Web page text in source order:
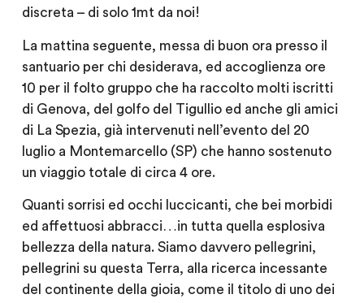
discreta – di solo 1mt da noi!
La mattina seguente, messa di buon ora presso il
santuario per chi desiderava, ed accoglienza ore
10 per il folto gruppo che ha raccolto molti iscritti
di Genova, del golfo del Tigullio ed anche gli amici
di La Spezia, già intervenuti nell’evento del 20
luglio a Montemarcello (SP) che hanno sostenuto
un viaggio totale di circa 4 ore.
Quanti sorrisi ed occhi luccicanti, che bei morbidi
ed affettuosi abbracci…in tutta quella esplosiva
bellezza della natura. Siamo davvero pellegrini,
pellegrini su questa Terra, alla ricerca incessante
del continente della gioia, come il titolo di uno dei